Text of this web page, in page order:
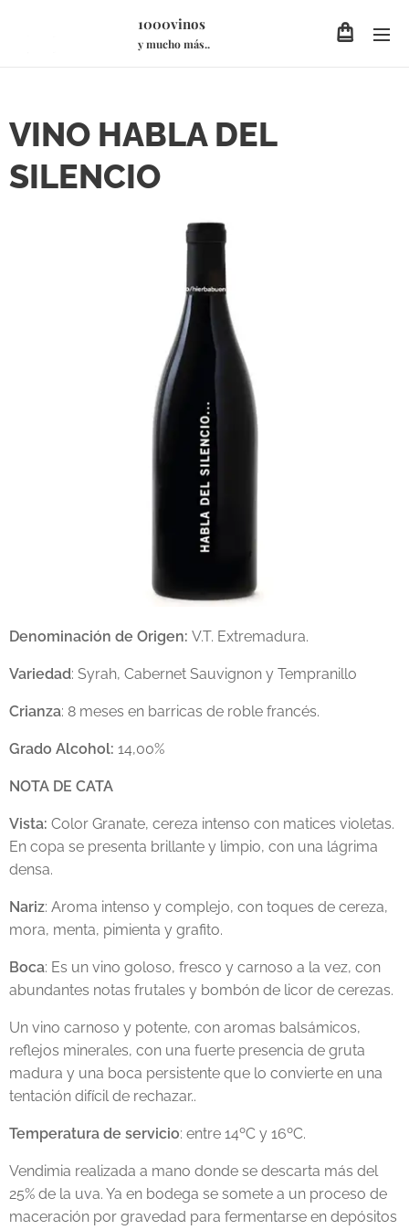
1000vinos
y mucho más..
VINO HABLA DEL
SILENCIO
Denominación de Origen: V.T. Extremadura.
Variedad: Syrah, Cabernet Sauvignon y Tempranillo
Crianza: 8 meses en barricas de roble francés.
Grado Alcohol: 14,00%
NOTA DE CATA
Vista: Color Granate, cereza intenso con matices violetas.
En copa se presenta brillante y limpio, con una lágrima
densa.
Nariz: Aroma intenso y complejo, con toques de cereza,
mora, menta, pimienta y grafito.
Boca: Es un vino goloso, fresco y carnoso a la vez, con
abundantes notas frutales y bombón de licor de cerezas.
Un vino carnoso y potente, con aromas balsámicos,
reflejos minerales, con una fuerte presencia de gruta
madura y una boca persistente que lo convierte en una
tentación difícil de rechazar..
Temperatura de servicio: entre 14ºC y 16ºC.
Vendimia realizada a mano donde se descarta más del
25% de la uva. Ya en bodega se somete a un proceso de
maceración por gravedad para fermentarse en depósitos